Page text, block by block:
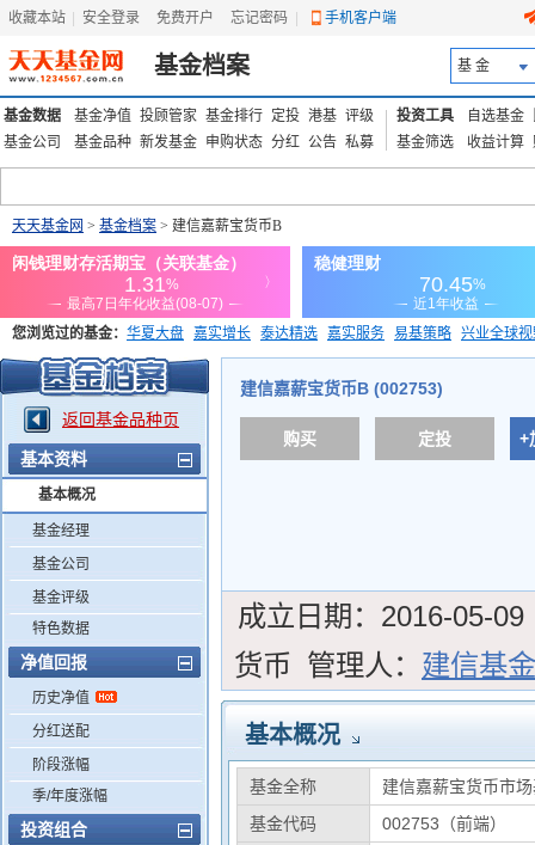
收藏本站 安全登录 免费开户 忘记密码 手机客户端
基金档案 基 金
基金数据 基金净值 投顾管家 基金排行 定投 港基 评级
基金公司
基金品种 新发基金 申购状态 分红 公告 私募
投资工具 自选基金
基金筛选
收益计算
天天基金网 > 基金档案 > 建信嘉薪宝货币B
您浏览过的基金： 华夏大盘 嘉实增长 泰达精选 嘉实服务 易基策略 兴业全球
添富优势 华安宏利 上证180价值ETF
返回基金品种页
基本资料
基本概况
基金经理
基金公司
基金评级
特色数据
净值回报
历史净值
分红送配
阶段涨幅
季/年度涨幅
投资组合
建信嘉薪宝货币B (002753)
购买 定投 +
成立日期： 2016-05-09
货币 管理人： 建信基金
基本概况
基金全称
建信嘉薪宝货币市
基金代码
002753（前端）